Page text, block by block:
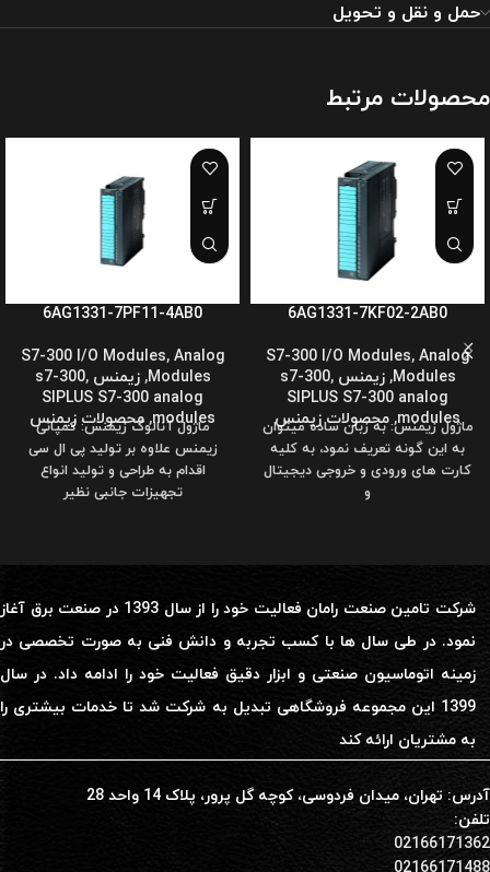
حمل و نقل و تحویل
محصولات مرتبط
6AG1331-7KF02-2AB0
S7-300 I/O Modules, Analog
Modules
,زیمنس s7-300,
SIPLUS S7-300 analog
modules
,محصولات زیمنس
ماژول زیمنس: به زبان ساده میتوان
به این گونه تعریف نمود، به کلیه
کارت های ورودی و خروجی دیجیتال
و
6AG1331-7PF11-4AB0
S7-300 I/O Modules, Analog
Modules
,زیمنس s7-300,
SIPLUS S7-300 analog
modules
, محصولات زیمنس
ماژول آنالوگ زیمنس: کمپانی
زیمنس علاوه بر تولید پی ال سی
اقدام به طراحی و تولید انواع
تجهیزات جانبی نظیر
شرکت تامین صنعت رامان فعالیت خود را از سال 1393 در صنعت برق آغاز
نمود. در طی سال ها با کسب تجربه و دانش فنی به صورت تخصصی در
زمینه اتوماسیون صنعتی و ابزار دقیق فعالیت خود را ادامه داد. در سال
1399 این مجموعه فروشگاهی تبدیل به شرکت شد تا خدمات بیشتری را
به مشتریان ارائه کند
آدرس: تهران، میدان فردوسی، کوچه گل پرور، پلاک 14 واحد 28
تلفن:
02166171362
02166171488